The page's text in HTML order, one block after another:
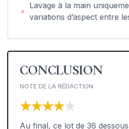
Lavage à la main
variations d’aspect entre
CONCLUSION
NOTE DE LA RÉDACTION
★★★★★
★★★★★
Au final, ce lot de 36